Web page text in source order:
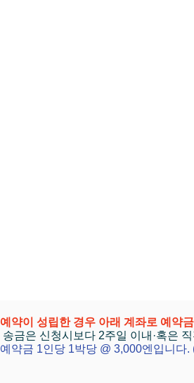
예약이 성립한 경우 아래 계좌로 예약
송금은 신청시보다 2주일 이내·혹은
예약금 1인당 1박당 @ 3,000엔입니다.